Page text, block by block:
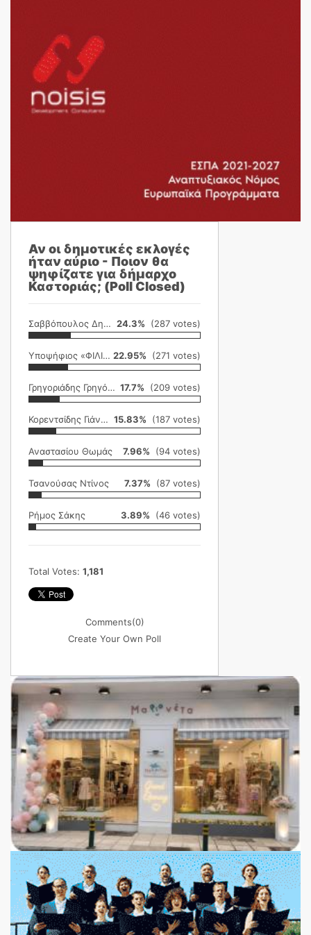
Αν οι δημοτικές εκλογές
ήταν αύριο - Ποιον θα
ψηφίζατε για δήμαρχο
Καστοριάς; (Poll Closed)
Σαββόπουλος Δημήτρης 24.3% (287 votes)
Υποψήφιος «ΦΙΛΙΚΗ ΕΤΑΙΡΕΙΑ» 22.95% (271 votes)
Γρηγοριάδης Γρηγόρης 17.7% (209 votes)
Κορεντσίδης Γιάννης 15.83% (187 votes)
Αναστασίου Θωμάς 7.96% (94 votes)
Τσανούσας Ντίνος 7.37% (87 votes)
Ρήμος Σάκης 3.89% (46 votes)
Total Votes: 1,181
Comments(0)
Create Your Own Poll